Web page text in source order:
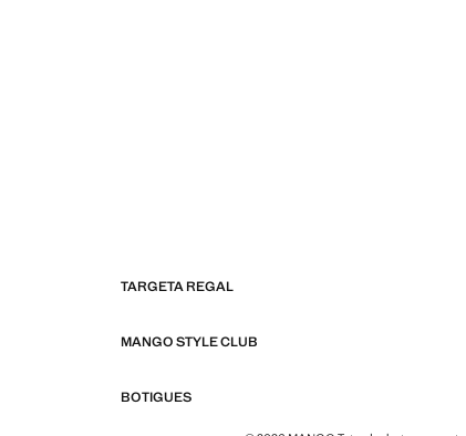
TARGETA REGAL
MANGO STYLE CLUB
BOTIGUES